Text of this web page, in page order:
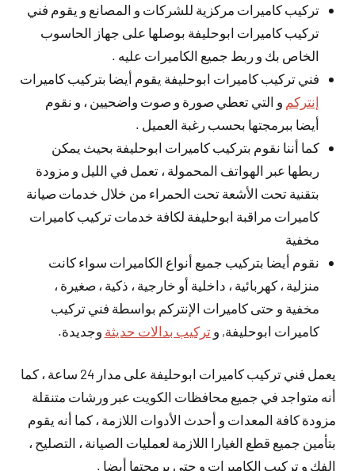
تركيب كاميرات مركزية للشركات و المصانع و يقوم فني
تركيب كاميرات ابوحليفة بوصلها على جهاز الحاسوب
الخاص بك و ربط جميع الكاميرات عليه .
فني تركيب كاميرات ابوحليفة يقوم أيضا بتركيب كاميرات
إنتركم و التي تعطي صورة و صوت واضحيين ، و نقوم
أيضا ببرمجتها بحسب رغبة العميل .
كما أننا نقوم بتركيب كاميرات ابوحليفة بحيث يمكن
ربطها عبر الهواتف المحمولة ، تعمل في الليل و مزودة
بتقنية تحت الأشعة تحت الحمراء من خلال خدمات صيانة
كاميرات مراقبة ابوحليفة لكافة خدمات تركيب كاميرات
مخفية
نقوم أيضا بتركيب جميع أنواع الكاميرات سواء كانت
منزلية ، كهربائية ، داخلية أو خارجية ، ذكية ، صغيرة ،
مخفية و حتى كاميرات الإنتركم بواسطة فني تركيب
كاميرات ابوحليفة, وتركيب بدالات حديثة وجديدة.
يعمل فني تركيب كاميرات ابوحليفة على مدار 24 ساعة ، كما
أنه متواجد في جميع محافظات الكويت عبر ورشات متنقلة
مزودة كافة المعدات و أحدث الأدوات اللازمة ، كما أنه يقوم
بتأمين جميع قطع الغيارا اللازمة لعمليات الصيانة ، التصليح ،
الفك و تركيب الكاميرات و حتى برمجتها أيضا .